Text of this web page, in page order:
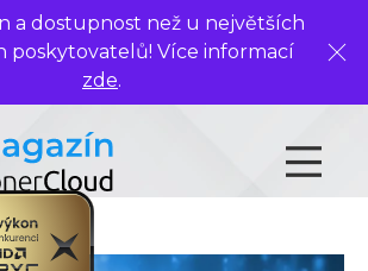
a dostupnost než u největších
poskytovatelů! Více informací
zde.